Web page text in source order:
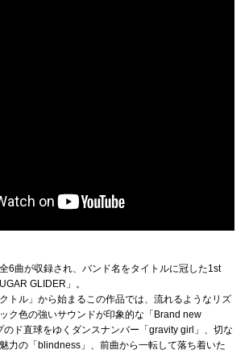
6曲が収録され、バンド名をタイトルに冠した1st
GLIDER」。
トル」から始まるこの作品では、流れるようなリズ
ク色の強いサウンドが印象的な「Brand new
ド直球をゆくダンスナンバー「gravity girl」、切な
力の「blindness」、前曲から一転して落ち着いた